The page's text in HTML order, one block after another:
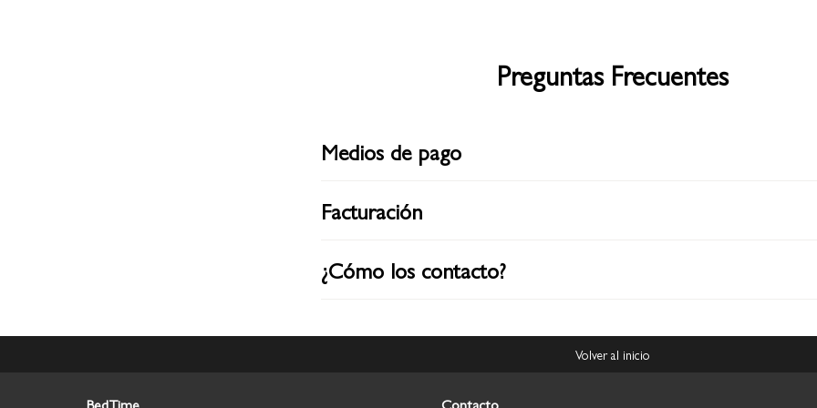
Preguntas Frecuentes
Medios de pago
Facturación
¿Cómo los contacto?
Volver al inicio